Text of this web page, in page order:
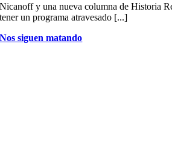
Nicanoff y una nueva columna de Historia
tener un programa atravesado [...]
Nos siguen matando